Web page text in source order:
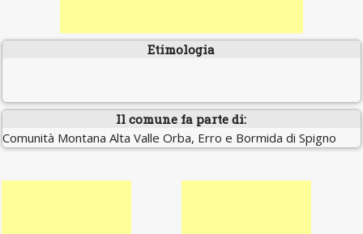
Etimologia
Il comune fa parte di:
Comunità Montana Alta Valle Orba, Erro e Bormida di Spigno